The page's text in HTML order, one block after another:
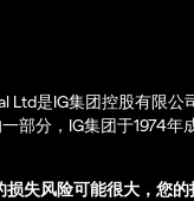
Ltd是IG集团控股有限公
部分，IG集团于1974年
损失风险可能很大，您